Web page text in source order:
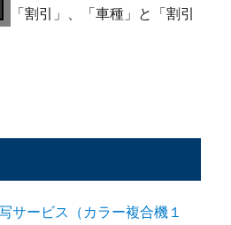
「割引」、「車種」と「割引
サービス（カラー複合機１